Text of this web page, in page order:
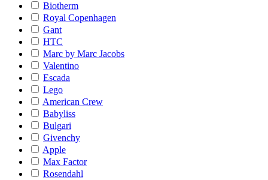
Biotherm
Royal Copenhagen
Gant
HTC
Marc by Marc Jacobs
Valentino
Escada
Lego
American Crew
Babyliss
Bulgari
Givenchy
Apple
Max Factor
Rosendahl